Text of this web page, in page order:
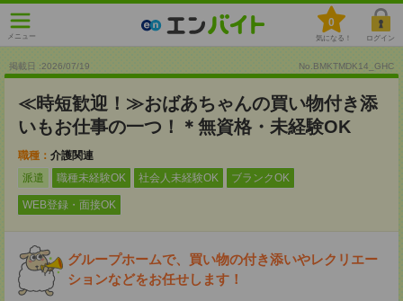
メニュー
0
気になる！ ログイン
掲載日 :2026/07/19 No.BMKTMDK14_GHC
≪時短歓迎！≫おばあちゃんの買い物付き添
いもお仕事の一つ！＊無資格・未経験OK
職種： 介護関連
派遣
職種未経験OK 社会人未経験OK ブランクOK
WEB登録・面接OK
グループホームで、買い物の付き添いやレクリエー
ションなどをお任せします！